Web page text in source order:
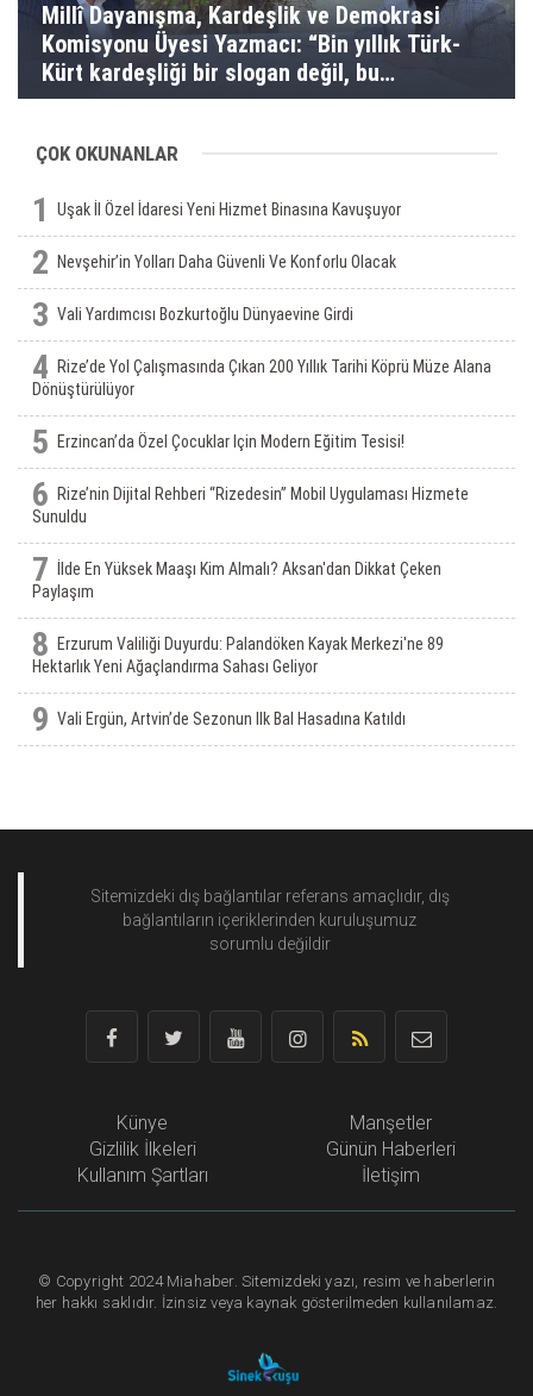
Millî Dayanışma, Kardeşlik ve Demokrasi
Komisyonu Üyesi Yazmacı: “Bin yıllık Türk-
Kürt kardeşliği bir slogan değil, bu
toprakların gerçeğidir”
ÇOK OKUNANLAR
1 Uşak İl Özel İdaresi Yeni Hizmet Binasına Kavuşuyor
2 Nevşehir’in Yolları Daha Güvenli Ve Konforlu Olacak
3 Vali Yardımcısı Bozkurtoğlu Dünyaevine Girdi
4
Rize’de Yol Çalışmasında Çıkan 200 Yıllık Tarihi Köprü Müze Alana
Dönüştürülüyor
5 Erzincan’da Özel Çocuklar Için Modern Eğitim Tesisi!
6
Rize’nin Dijital Rehberi “Rizedesin” Mobil Uygulaması Hizmete
Sunuldu
7
İlde En Yüksek Maaşı Kim Almalı? Aksan'dan Dikkat Çeken
Paylaşım
8
Erzurum Valiliği Duyurdu: Palandöken Kayak Merkezi'ne 89
Hektarlık Yeni Ağaçlandırma Sahası Geliyor
9 Vali Ergün, Artvin’de Sezonun Ilk Bal Hasadına Katıldı
Sitemizdeki dış bağlantılar referans amaçlıdır, dış
bağlantıların içeriklerinden kuruluşumuz
sorumlu değildir
Künye
Gizlilik İlkeleri
Kullanım Şartları
Manşetler
Günün Haberleri
İletişim
© Copyright 2024 Miahaber. Sitemizdeki yazı, resim ve haberlerin
her hakkı saklıdır. İzinsiz veya kaynak gösterilmeden kullanılamaz.